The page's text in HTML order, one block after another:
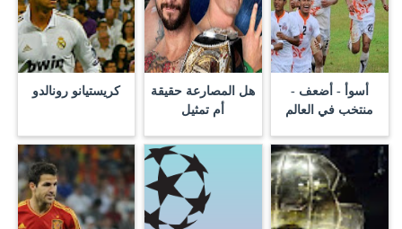
أسوأ - أضعف -
منتخب في العالم
هل المصارعة حقيقة
أم تمثيل
كريستيانو رونالدو